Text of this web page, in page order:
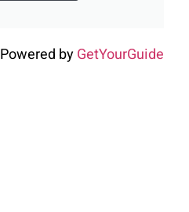
Powered byGetYourGuide